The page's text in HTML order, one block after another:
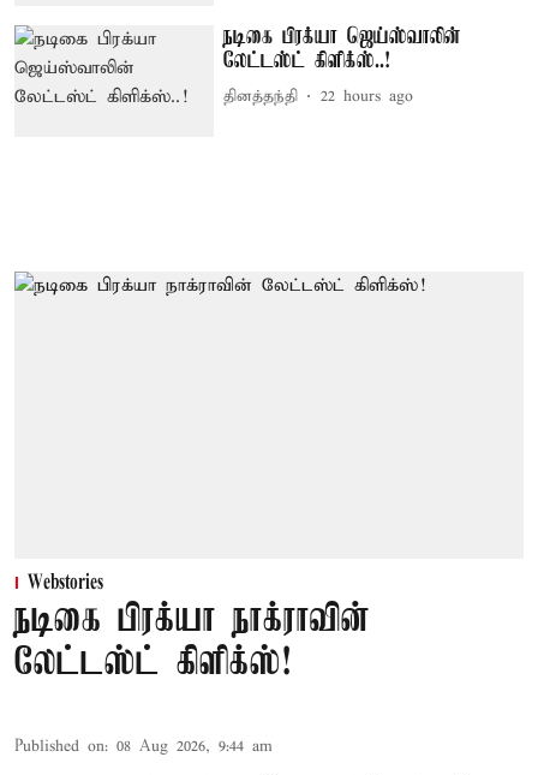
நடிகை பிரக்யா ஜெய்ஸ்வாலின்
லேட்டஸ்ட் கிளிக்ஸ்..!
தினத்தந்தி 22 hours ago
Webstories
நடிகை பிரக்யா நாக்ராவின்
லேட்டஸ்ட் கிளிக்ஸ்!
Published on: 08 Aug 2026, 9:44 am